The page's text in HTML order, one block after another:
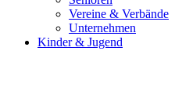
Vereine & Verbände
Unternehmen
Kinder & Jugend